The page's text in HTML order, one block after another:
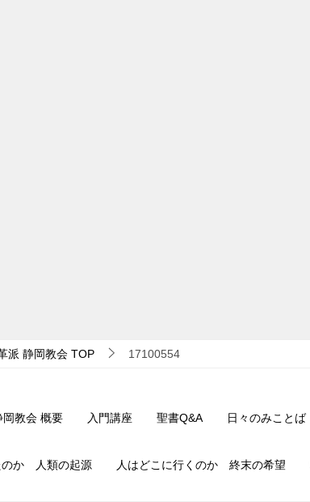
派 静岡教会 TOP 17100554
岡教会 概要 入門講座 聖書Q&A 日々のみことば
のか 人類の起源 人はどこに行くのか 終末の希望